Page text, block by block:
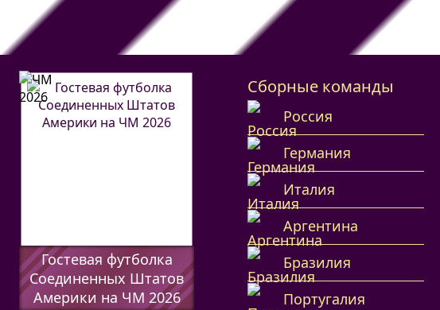
Сборные команды
Россия
Германия
Италия
Аргентина
Бразилия
Португалия
Гостевая футболка
Соединенных Штатов
Америки на ЧМ 2026